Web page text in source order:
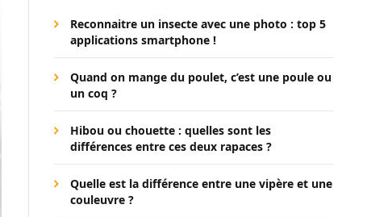
Reconnaitre un insecte avec une photo : top 5
applications smartphone !
Quand on mange du poulet, c’est une poule ou
un coq ?
Hibou ou chouette : quelles sont les
différences entre ces deux rapaces ?
Quelle est la différence entre une vipère et une
couleuvre ?